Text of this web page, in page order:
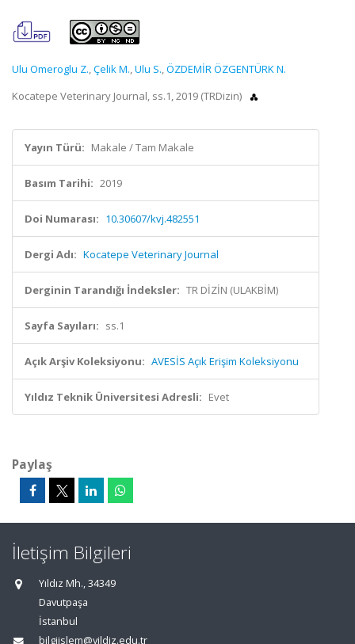
Ulu Omeroglu Z.,Çelik M.,Ulu S.,ÖZDEMİR ÖZGENTÜRK N.
Kocatepe Veterinary Journal, ss.1, 2019 (TRDizin)
Yayın Türü: Makale / Tam Makale
Basım Tarihi: 2019
Doi Numarası: 10.30607/kvj.482551
Dergi Adı: Kocatepe Veterinary Journal
Derginin Tarandığı İndeksler: TR DİZİN (ULAKBİM)
Sayfa Sayıları: ss.1
Açık Arşiv Koleksiyonu: AVESİS Açık Erişim Koleksiyonu
Yıldız Teknik Üniversitesi Adresli: Evet
Paylaş
İletişim Bilgileri
Yıldız Mh., 34349
Davutpaşa
İstanbul
bilgiislem@yildiz.edu.tr